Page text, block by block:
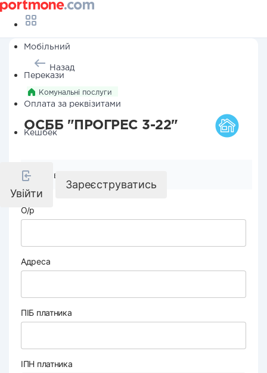
Мобільний
Перекази
Оплата за реквізитами
Кешбек
Увійти
Зареєструватись
Назад
Комунальні послуги
ОСББ "ПРОГРЕС 3-22"
Реквізити компанії
О/р
Адреса
ПІБ платника
ІПН платника